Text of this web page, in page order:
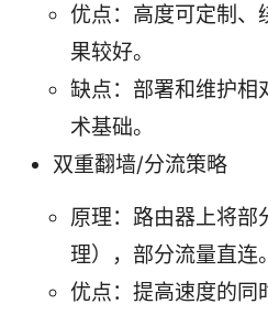
优点：高度可定制、
果较好。
缺点：部署和维护相
术基础。
双重翻墙/分流策略
原理：路由器上将部
理），部分流量直连。
优点：提高速度的同